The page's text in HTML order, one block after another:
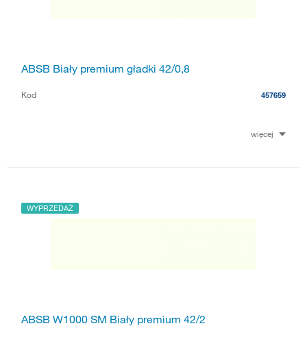
ABSB Biały premium gładki 42/0,8
Kod 457659
więcej
WYPRZEDAŻ
ABSB W1000 SM Biały premium 42/2